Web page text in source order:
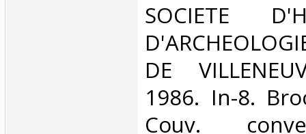
‎SOCIETE
DE
1986. In-8.
Couv.